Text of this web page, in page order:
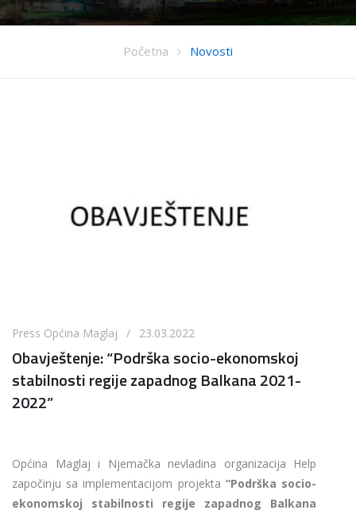
Početna Novosti
Press Općina Maglaj / 23.03.2022
Obavještenje: “Podrška socio-ekonomskoj
stabilnosti regije zapadnog Balkana 2021-
2022”
Općina Maglaj i Njemačka nevladina organizacija Help
započinju sa implementacijom projekta “Podrška socio-
ekonomskoj stabilnosti regije zapadnog Balkana